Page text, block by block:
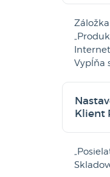
Záložka
Vypĺňa
Klient